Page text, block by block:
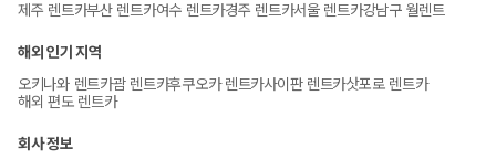
제주 렌트카부산 렌트카여수 렌트카경주 렌트카서울 렌트카강남구 월렌트
해외 인기 지역
오키나와 렌트카괌 렌트카후쿠오카 렌트카사이판 렌트카삿포로 렌트카
해외 편도 렌트카
회사 정보